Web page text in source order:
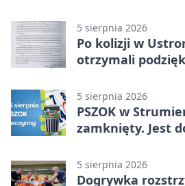
5 sierpnia 2026
Po kolizji w
otrzymali
5 sierpnia 2026
PSZOK w
zamknięty. Jest
5 sierpnia 2026
Dogrywka